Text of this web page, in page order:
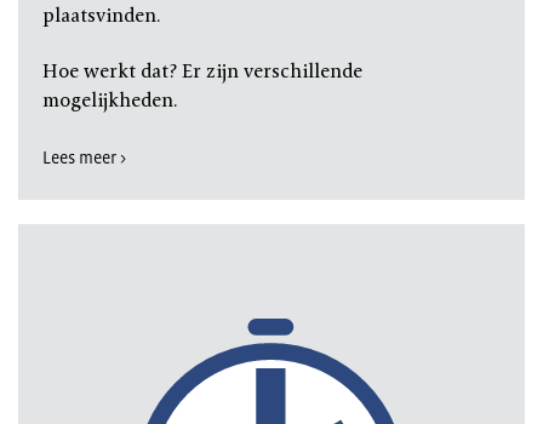
plaatsvinden.
Hoe werkt dat? Er zijn verschillende
mogelijkheden.
Lees meer >